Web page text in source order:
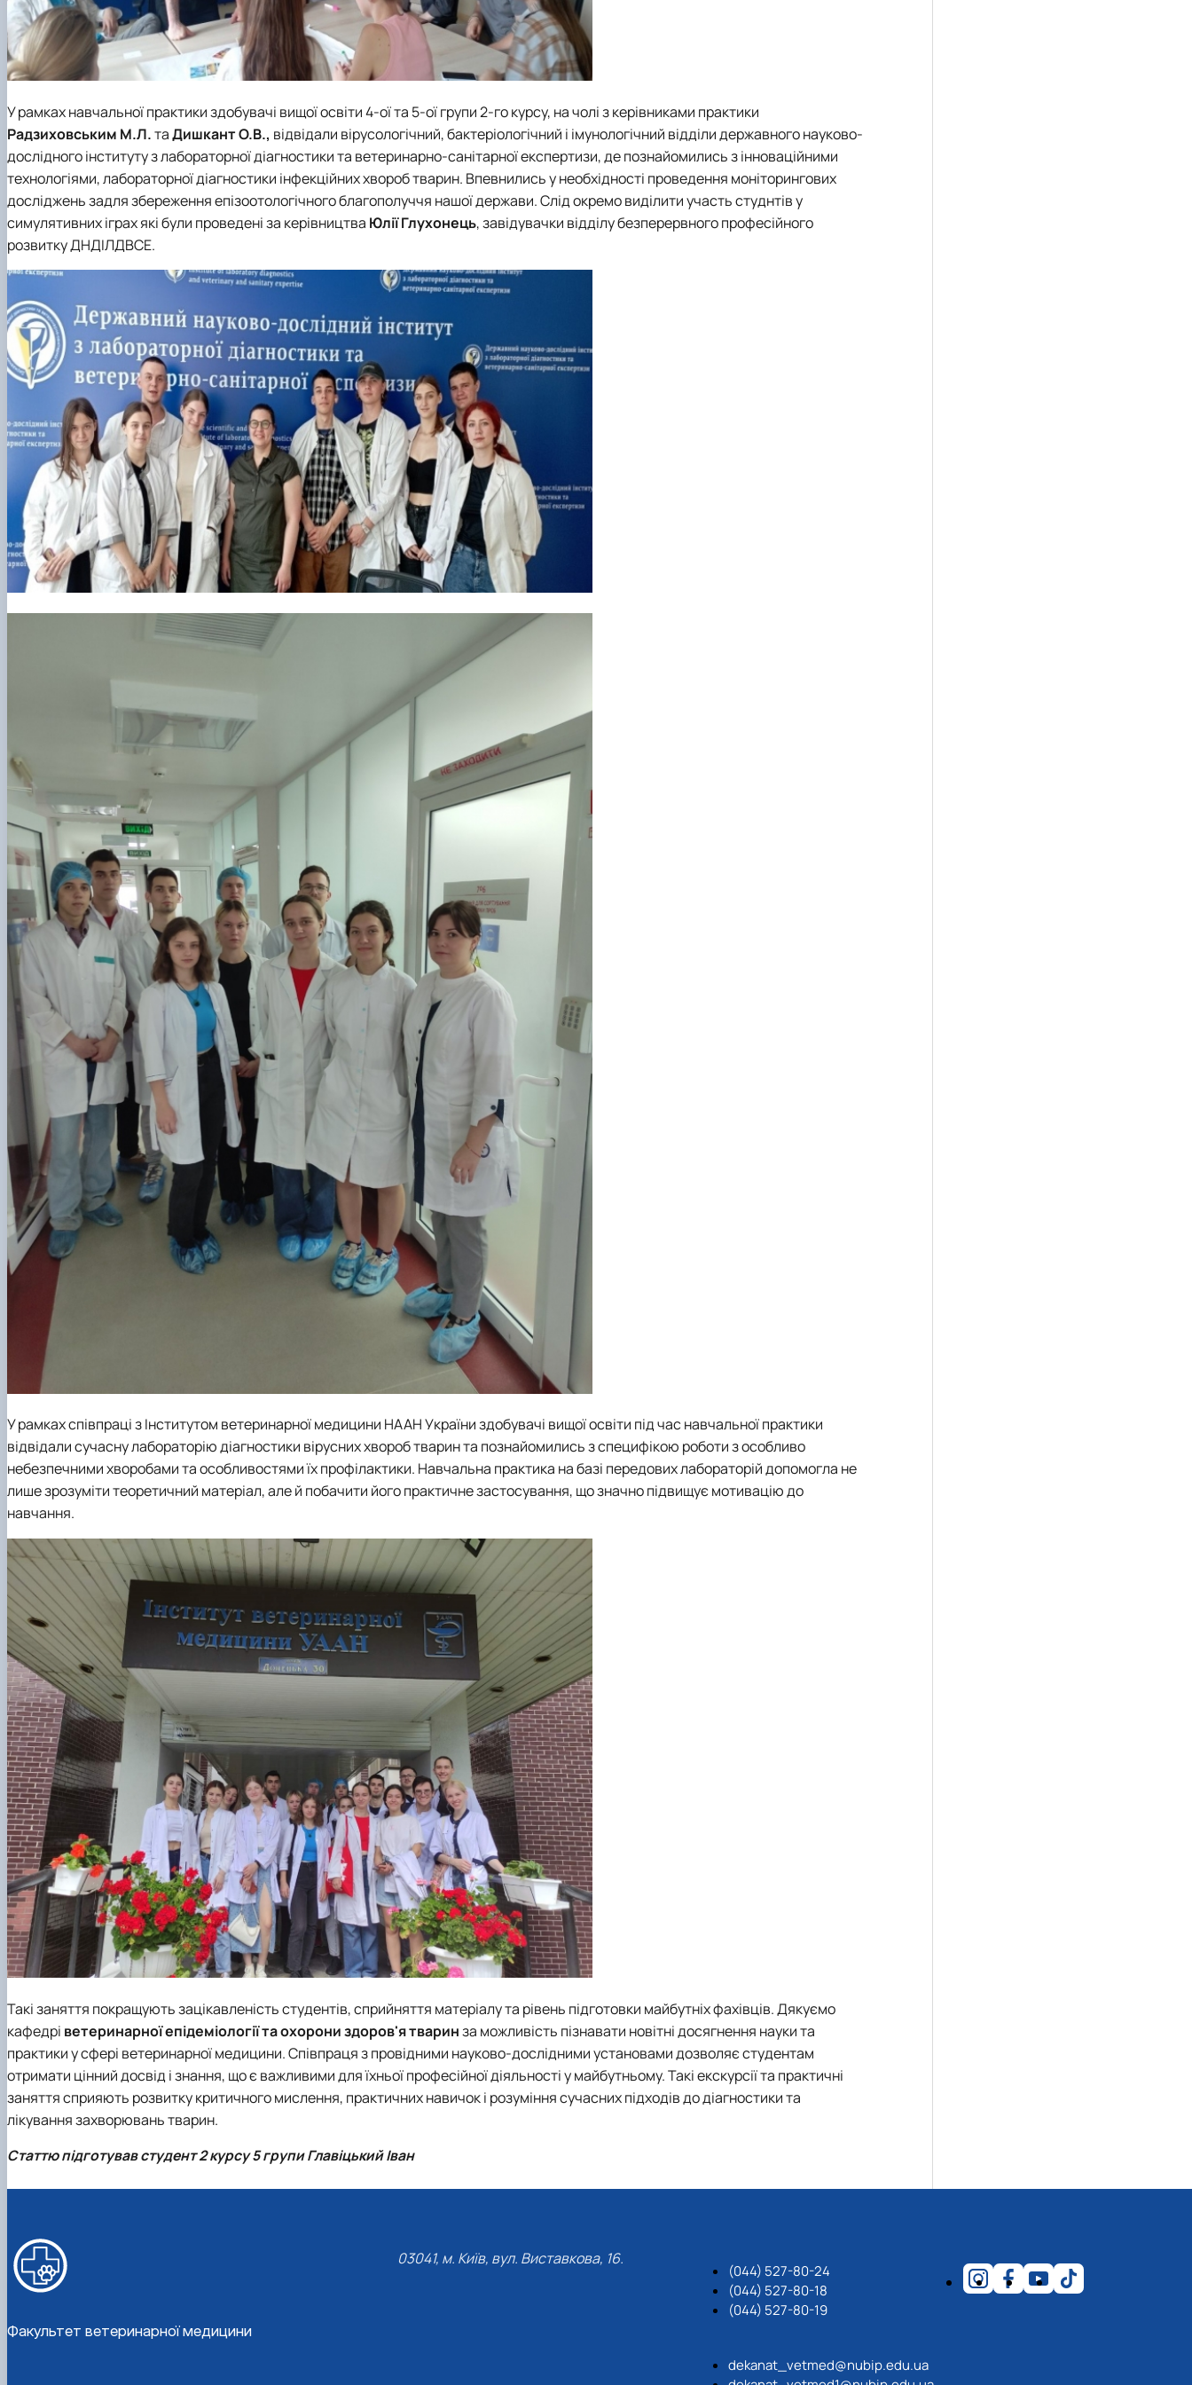
У рамках навчальної практики здобувачі вищої освіти 4-ої та 5-ої групи 2-го курсу, на чолі з керівниками практики
Радзиховським М.Л.таДишкант О.В., відвідали вірусологічний, бактеріологічний і імунологічний відділи державного науково-
дослідного інституту з лабораторної діагностики та ветеринарно-санітарної експертизи, де познайомились з інноваційними
технологіями, лабораторної діагностики інфекційних хвороб тварин. Впевнились у необхідності проведення моніторингових
досліджень задля збереження епізоотологічного благополуччя нашої держави. Слід окремо виділити участь студнтів у
симулятивних іграх які були проведені за керівництва Юлії Глухонець, завідувачки відділу безперервного професійного
розвитку ДНДІЛДВСЕ.
У рамках співпраці з Інститутом ветеринарної медицини НААН України здобувачі вищої освіти під час навчальної практики
відвідали сучасну лабораторію діагностики вірусних хвороб тварин та познайомились з специфікою роботи з особливо
небезпечними хворобами та особливостями їх профілактики. Навчальна практика на базі передових лабораторій допомогла не
лише зрозуміти теоретичний матеріал, але й побачити його практичне застосування, що значно підвищує мотивацію до
навчання.
Такі заняття покращують зацікавленість студентів, сприйняття матеріалу та рівень підготовки майбутніх фахівців. Дякуємо
кафедрі ветеринарної епідеміології та охорони здоров'я тваринза можливість пізнавати новітні досягнення науки та
практики у сфері ветеринарної медицини. Співпраця з провідними науково-дослідними установами дозволяє студентам
отримати цінний досвід і знання, що є важливими для їхньої професійної діяльності у майбутньому. Такі екскурсії та практичні
заняття сприяють розвитку критичного мислення, практичних навичок і розуміння сучасних підходів до діагностики та
лікування захворювань тварин.
Статтю підготував студент 2 курсу 5 групи Главіцький Іван
Факультет ветеринарної медицини
03041, м. Київ, вул. Виставкова, 16.
(044) 527-80-24
(044) 527-80-18
(044) 527-80-19
dekanat_vetmed@nubip.edu.ua